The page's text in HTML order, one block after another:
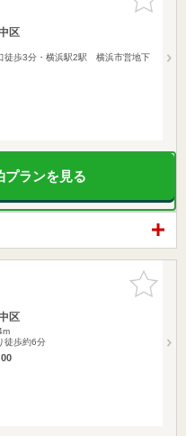
りに追加
区
徒歩3分・横浜駅2駅 横浜市営地下
プランを見る
お気に入
りに追加
区
徒歩約6分